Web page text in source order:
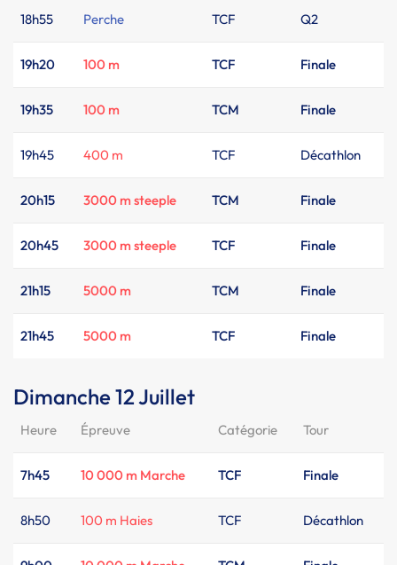
18h55 Perche TCF Q2
19h20 100 m TCF Finale
19h35 100 m TCM Finale
19h45 400 m TCF Décathlon
20h15 3000 m steeple TCM Finale
20h45 3000 m steeple TCF Finale
21h15 5000 m TCM Finale
21h45 5000 m TCF Finale
Dimanche 12 Juillet
Heure Épreuve Catégorie Tour
7h45 10 000 m Marche TCF Finale
8h50 100 m Haies TCF Décathlon